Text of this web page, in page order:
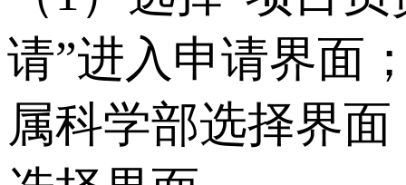
请”进入申请界面
属科学部选择界